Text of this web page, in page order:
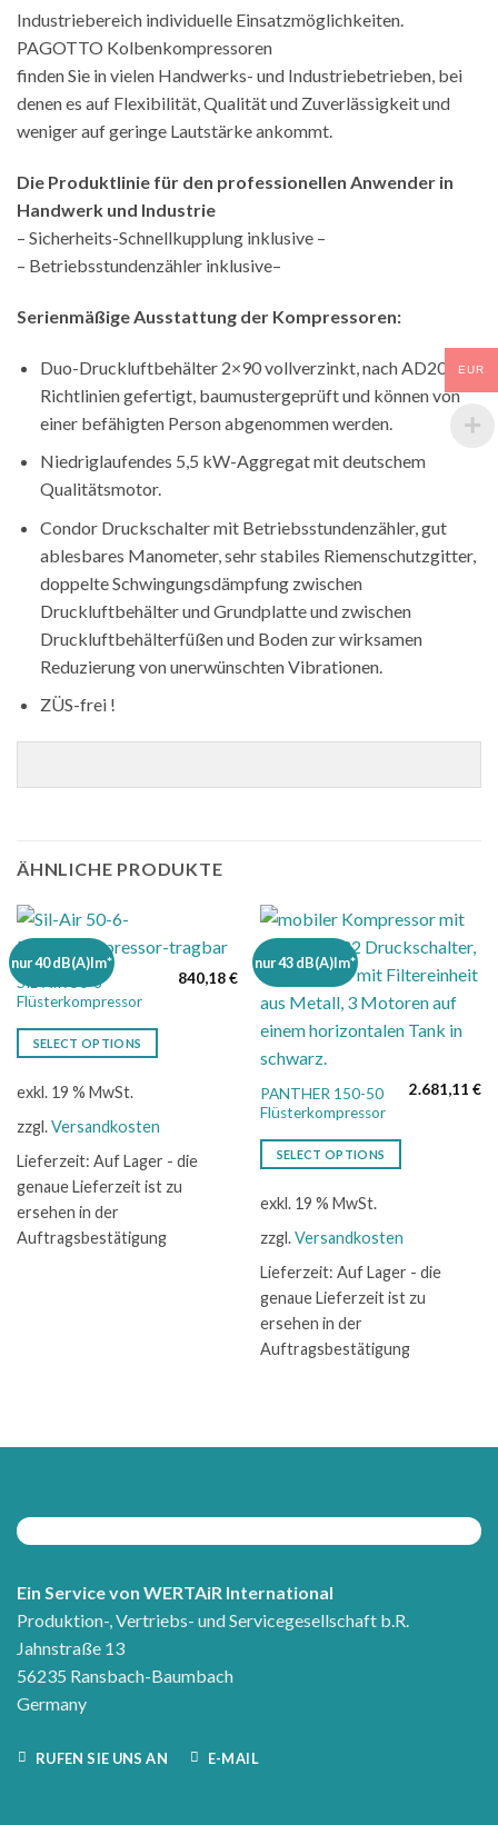
Industriebereich individuelle Einsatzmöglichkeiten.
PAGOTTO Kolbenkompressoren
finden Sie in vielen Handwerks- und Industriebetrieben, bei
denen es auf Flexibilität, Qualität und Zuverlässigkeit und
weniger auf geringe Lautstärke ankommt.
Die Produktlinie für den professionellen Anwender in
Handwerk und Industrie
– Sicherheits-Schnellkupplung inklusive –
– Betriebsstundenzähler inklusive–
Serienmäßige Ausstattung der Kompressoren:
Duo-Druckluftbehälter 2×90 vollverzinkt, nach AD2000-
Richtlinien gefertigt, baumustergeprüft und können von
einer befähigten Person abgenommen werden.
Niedriglaufendes 5,5 kW-Aggregat mit deutschem
Qualitätsmotor.
Condor Druckschalter mit Betriebsstundenzähler, gut
ablesbares Manometer, sehr stabiles Riemenschutzgitter,
doppelte Schwingungsdämpfung zwischen
Druckluftbehälter und Grundplatte und zwischen
Druckluftbehälterfüßen und Boden zur wirksamen
Reduzierung von unerwünschten Vibrationen.
ZÜS-frei !
ÄHNLICHE PRODUKTE
nur 40 dB(A)Im*
SIL-AIR 50-6
Flüsterkompressor
840,18€
SELECT OPTIONS
exkl. 19 % MwSt.
zzgl.Versandkosten
Lieferzeit: Auf Lager - die
genaue Lieferzeit ist zu
ersehen in der
Auftragsbestätigung
nur 43 dB(A)Im*
PANTHER 150-50
Flüsterkompressor
2.681,11€
SELECT OPTIONS
exkl. 19 % MwSt.
zzgl.Versandkosten
Lieferzeit: Auf Lager - die
genaue Lieferzeit ist zu
ersehen in der
Auftragsbestätigung
Ein Service von WERTAiR International
Produktion-, Vertriebs- und Servicegesellschaft b.R.
Jahnstraße 13
56235 Ransbach-Baumbach
Germany
RUFEN SIE UNS AN E-MAIL
EUR